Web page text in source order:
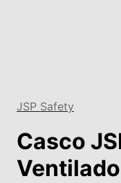
JSP Safety
Casco